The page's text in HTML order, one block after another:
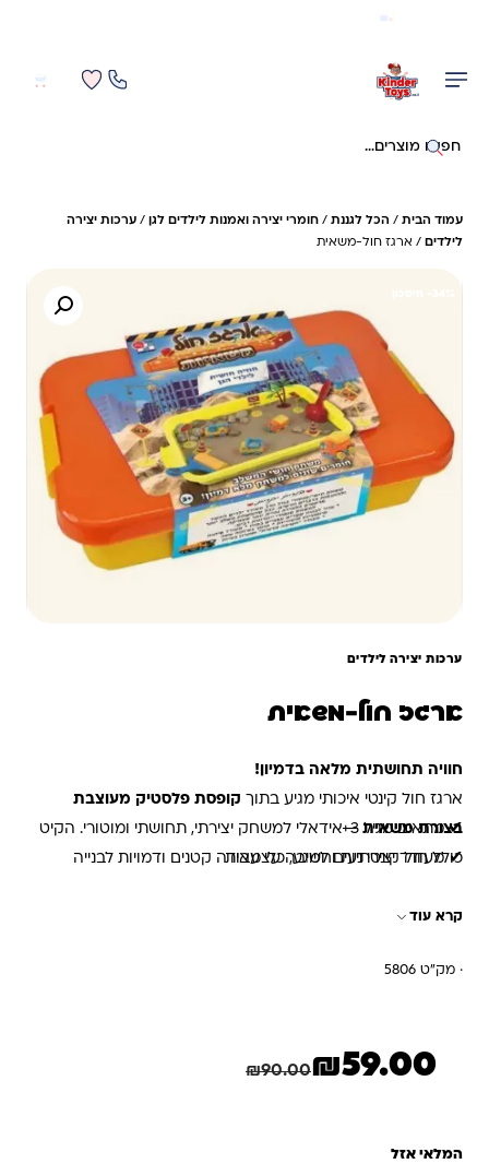
חיפוש באתר
עמוד הבית / הכל לגננת / חומרי יצירה ואמנות לילדים לגן / ערכות יצירה
לילדים / ארגז חול-משאית
ערכות יצירה לילדים
ארגז חול-משאית
חוויה תחושתית מלאה בדמיון!
ארגז חול קינטי איכותי מגיע בתוך קופסת פלסטיק מעוצבת
בצורת משאית – אידאלי למשחק יצירתי, תחושתי ומוטורי. הקיט
כולל חול קינטי נעים למגע, כלי עבודה קטנים ודמויות לבנייה
בבית, בגן או בדרכים!
✔ מתאים מגיל 3+
✔ מעודד יצירתיות וחשיבה עצמאית
✔ אריזת פלסטיק קשיחה – לשמירה ונשיאה נוחה
קרא עוד
· מק"ט 5806
₪90.00
המחיר המקורי היה: ₪90.00.
₪59.00
המחיר הנוכחי הוא: ₪59.00.
המלאי אזל